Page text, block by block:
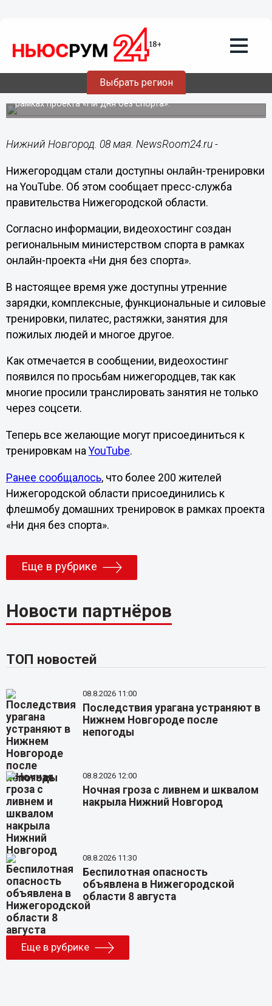
Выбрать регион
08.05.202022:12
Нижегородцам предлагают онлайн-
тренировки на YouTube
Видеохостинг создан региональным минспортом в
рамках проекта «Ни дня без спорта».
Нижний Новгород. 08 мая. NewsRoom24.ru -
Нижегородцам стали доступны онлайн-тренировки
на YouTube. Об этом сообщает пресс-служба
правительства Нижегородской области.
Согласно информации, видеохостинг создан
региональным министерством спорта в рамках
онлайн-проекта «Ни дня без спорта».
В настоящее время уже доступны утренние
зарядки, комплексные, функциональные и силовые
тренировки, пилатес, растяжки, занятия для
пожилых людей и многое другое.
Как отмечается в сообщении, видеохостинг
появился по просьбам нижегородцев, так как
многие просили транслировать занятия не только
через соцсети.
Теперь все желающие могут присоединиться к
тренировкам наYouTube.
Ранее сообщалось, что более 200 жителей
Нижегородской области присоединились к
флешмобу домашних тренировок в рамках проекта
«Ни дня без спорта».
Еще в рубрике
Новости партнёров
ТОП новостей
08.8.2026 11:00
Последствия урагана устраняют в
Нижнем Новгороде после
непогоды
08.8.2026 12:00
Ночная гроза с ливнем и шквалом
накрыла Нижний Новгород
08.8.2026 11:30
Беспилотная опасность
объявлена в Нижегородской
области 8 августа
Еще в рубрике